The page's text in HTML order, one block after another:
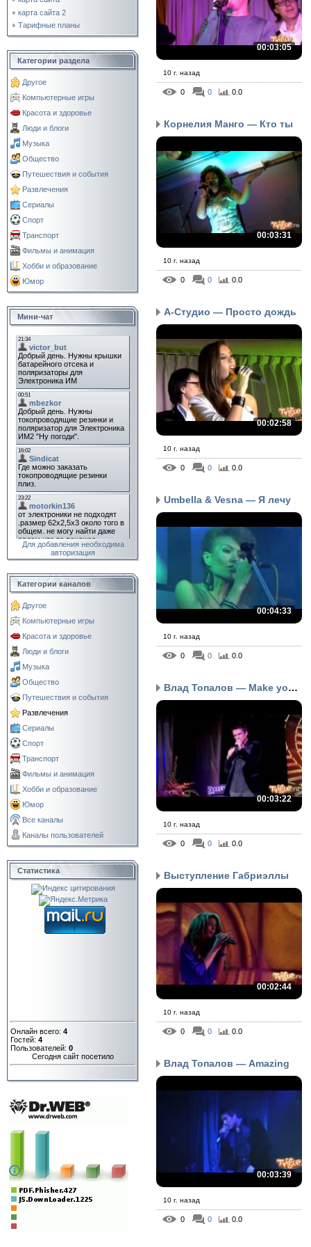
карта сайта 2
Тарифные планы
Категории раздела
Другое
Компьютерные игры
Красота и здоровье
Люди и блоги
Музыка
Общество
Путешествия и события
Развлечения
Сериалы
Спорт
Транспорт
Фильмы и анимация
Хобби и образование
Юмор
Мини-чат
Для добавления необходима
авторизация
Категории каналов
Другое
Компьютерные игры
Красота и здоровье
Люди и блоги
Музыка
Общество
Путешествия и события
Развлечения
Сериалы
Спорт
Транспорт
Фильмы и анимация
Хобби и образование
Юмор
Все каналы
Каналы пользователей
Статистика
Онлайн всего: 4
Гостей: 4
Пользователей: 0
Сегодня сайт посетило
00:03:05
10 г. назад
0 0 0.0
Корнелия Манго — Кто ты
00:03:31
10 г. назад
0 0 0.0
А-Студио — Просто дождь
00:02:58
10 г. назад
0 0 0.0
Umbella & Vesna — Я лечу
00:04:33
10 г. назад
0 0 0.0
Влад Топалов — Make you...
00:03:22
10 г. назад
0 0 0.0
Выступление Габриэллы
00:02:44
10 г. назад
0 0 0.0
Влад Топалов — Amazing
00:03:39
10 г. назад
0 0 0.0